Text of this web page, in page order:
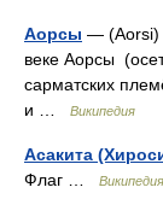
Аорсы — (Aorsi)
веке Аорсы
сарматских
и …
Википедия
Асакита
Флаг …
Википедия